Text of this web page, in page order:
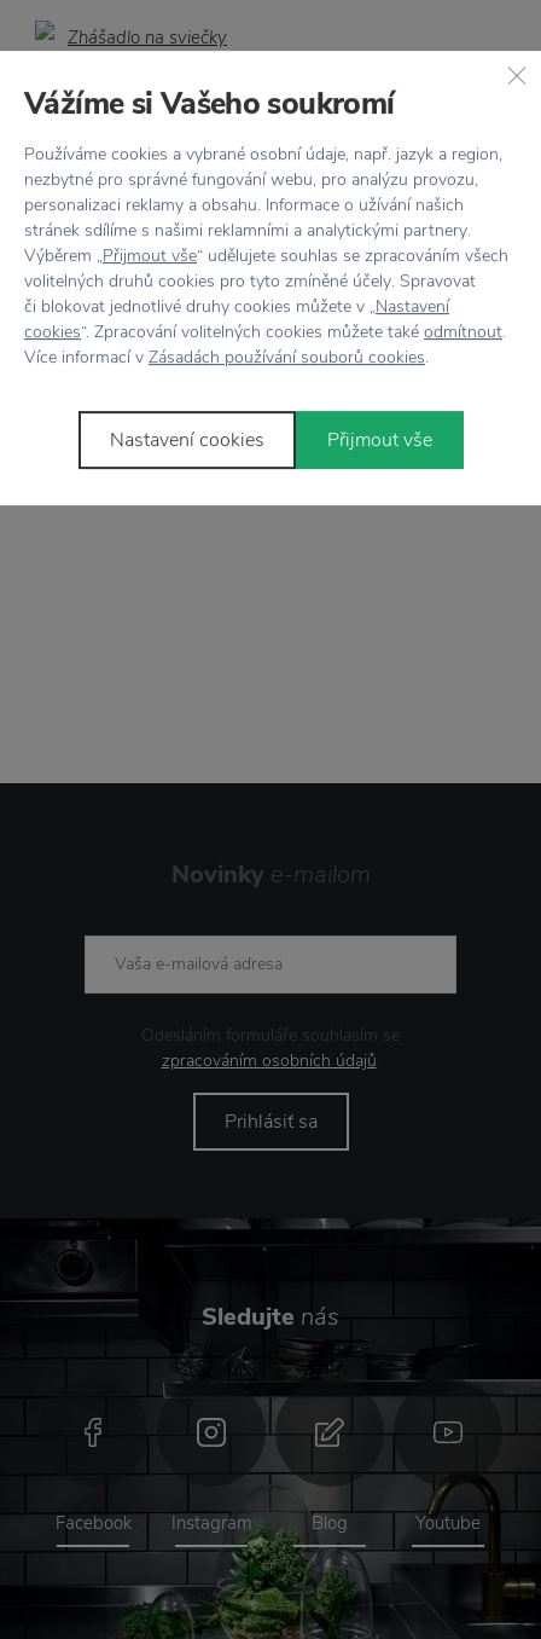
AUDO COPENHAGEN
Zhášadlo na sviečky
Kubus Black
33,62 €
Novinky e-mailom
Odesláním formuláře souhlasím se
zpracováním osobních údajů.
Prihlásiť sa
Sledujte nás
Facebook Instagram Blog Youtube
Vážíme si Vašeho soukromí
Používáme cookies a vybrané osobní údaje, např. jazyk a region,
nezbytné pro správné fungování webu, pro analýzu provozu,
personalizaci reklamy a obsahu. Informace o užívání našich
stránek sdílíme s našimi reklamními a analytickými partnery.
Výběrem „Přijmout vše“ udělujete souhlas se zpracováním všech
volitelných druhů cookies pro tyto zmíněné účely. Spravovat
či blokovat jednotlivé druhy cookies můžete v „Nastavení
cookies“. Zpracování volitelných cookies můžete také odmítnout.
Více informací v Zásadách používání souborů cookies.
Nastavení cookies Přijmout vše